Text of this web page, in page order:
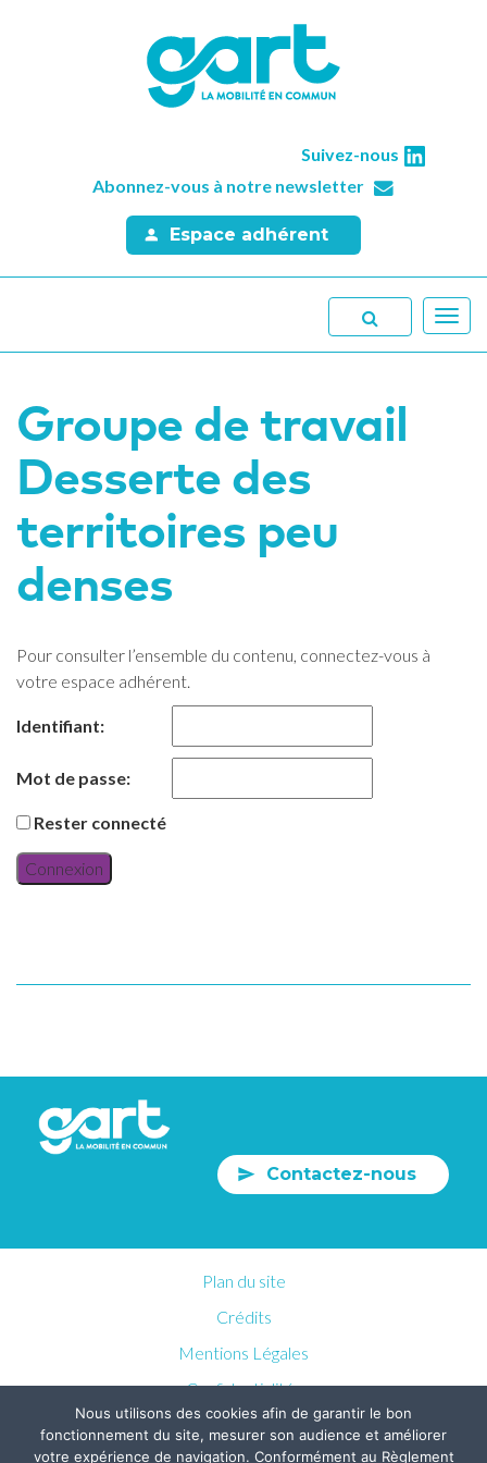
Suivez-nous
Abonnez-vous à notre newsletter
Espace adhérent
Groupe de travail
Desserte des
territoires peu
denses
Pour consulter l’ensemble du contenu, connectez-vous à
votre espace adhérent.
Identifiant:
Mot de passe:
Rester connecté
Connexion
Contactez-nous
Plan du site
Crédits
Mentions Légales
Confidentialités
Nous utilisons des cookies afin de garantir le bon
fonctionnement du site, mesurer son audience et améliorer
votre expérience de navigation. Conformément au Règlement